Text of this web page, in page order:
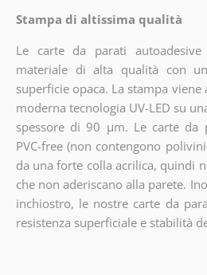
Stampa di altissima qualità
Le carte da parati
materiale di alta qualità con
superficie opaca. La stampa
moderna tecnologia UV-LED su
spessore di 90 µm. Le carte da
PVC-free (non contengono
da una forte colla acrilica, quindi
che non aderiscano alla parete.
inchiostro, le nostre carte da
resistenza superficiale e stabilità